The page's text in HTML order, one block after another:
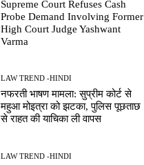
Supreme Court Refuses Cash
Probe Demand Involving Former
High Court Judge Yashwant
Varma
LAW TREND -HINDI
नफरती भाषण मामला: सुप्रीम कोर्ट से
महुआ मोइत्रा को झटका, पुलिस पूछताछ
से राहत की याचिका ली वापस
LAW TREND -HINDI